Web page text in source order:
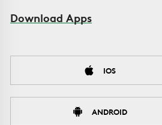
Download Apps
IOS
ANDROID